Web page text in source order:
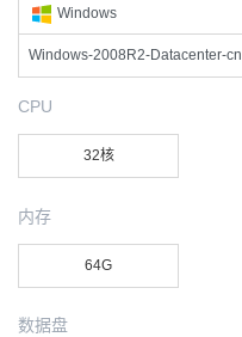
Windows
Windows-2008R2-Datacenter-cn
CPU
32核
内存
64G
数据盘